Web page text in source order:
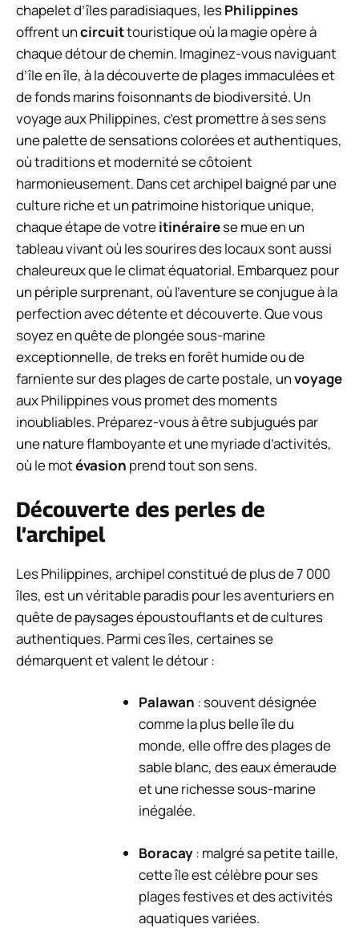
chapelet d’îles paradisiaques, lesPhilippines
offrent uncircuittouristique où la magie opère à
chaque détour de chemin. Imaginez-vous naviguant
d’île en île, à la découverte de plages immaculées et
de fonds marins foisonnants de biodiversité. Un
voyage aux Philippines, c’est promettre à ses sens
une palette de sensations colorées et authentiques,
où traditions et modernité se côtoient
harmonieusement. Dans cet archipel baigné par une
culture riche et un patrimoine historique unique,
chaque étape de votreitinérairese mue en un
tableau vivant où les sourires des locaux sont aussi
chaleureux que le climat équatorial. Embarquez pour
un périple surprenant, où l’aventure se conjugue à la
perfection avec détente et découverte. Que vous
soyez en quête de plongée sous-marine
exceptionnelle, de treks en forêt humide ou de
farniente sur des plages de carte postale, unvoyage
aux Philippines vous promet des moments
inoubliables. Préparez-vous à être subjugués par
une nature flamboyante et une myriade d’activités,
où le motévasion prend tout son sens.
Découverte des perles de
l’archipel
Les Philippines, archipel constitué de plus de 7 000
îles, est un véritable paradis pour les aventuriers en
quête de paysages époustouflants et de cultures
authentiques. Parmi ces îles, certaines se
démarquent et valent le détour :
Palawan : souvent désignée
comme la plus belle île du
monde, elle offre des plages de
sable blanc, des eaux émeraude
et une richesse sous-marine
inégalée.
Boracay: malgré sa petite taille,
cette île est célèbre pour ses
plages festives et des activités
aquatiques variées.